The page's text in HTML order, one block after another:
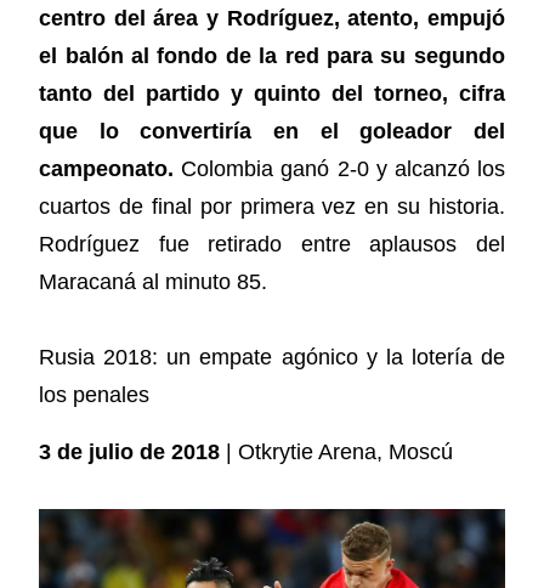
centro del área y Rodríguez, atento, empujó
el balón al fondo de la red para su segundo
tanto del partido y quinto del torneo, cifra
que lo convertiría en el goleador del
campeonato. Colombia ganó 2-0 y alcanzó los
cuartos de final por primera vez en su historia.
Rodríguez fue retirado entre aplausos del
Maracaná al minuto 85.
Rusia 2018: un empate agónico y la lotería de
los penales
3 de julio de 2018 | Otkrytie Arena, Moscú